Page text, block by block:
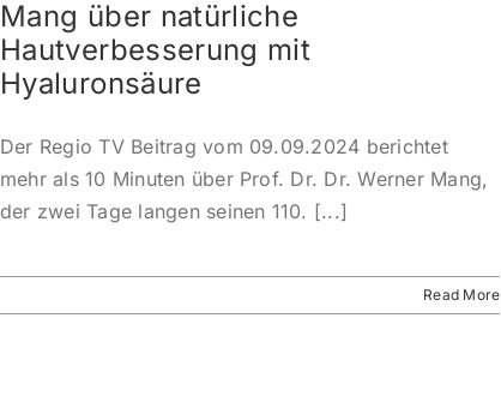
Mang über natürliche
Hautverbesserung mit
Hyaluronsäure
Der Regio TV Beitrag vom 09.09.2024 berichtet
mehr als 10 Minuten über Prof. Dr. Dr. Werner Mang,
der zwei Tage langen seinen 110. [...]
Read More